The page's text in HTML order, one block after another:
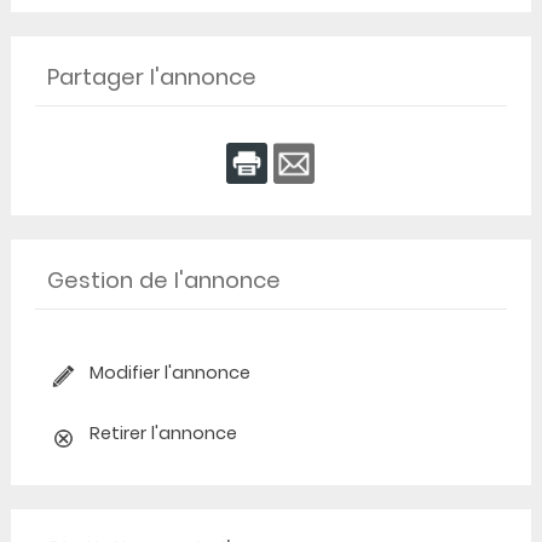
Partager l'annonce
Gestion de l'annonce
Modifier l'annonce
Retirer l'annonce